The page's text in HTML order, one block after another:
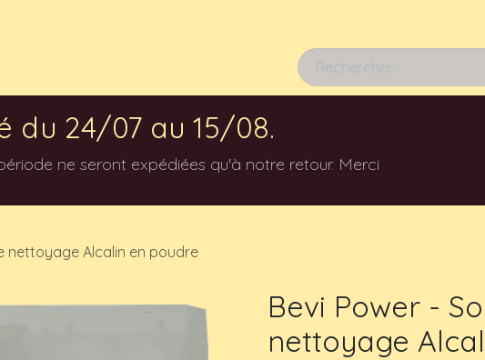
du 24/07 au 15/08.
ne seront expédiées qu'à notre retour. Merci
nettoyage Alcalin en poudre
Bevi Power -
nettoyage